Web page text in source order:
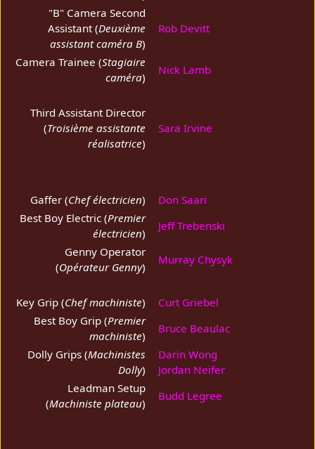
"B" Camera Second
Assistant (Deuxième
assistant caméra B)
Rob Devitt
Camera Trainee (Stagiaire
caméra)
Nick Lamb
Third Assistant Director
(Troisième assistante
réalisatrice)
Sara Irvine
Gaffer (Chef électricien)
Don Saari
Best Boy Electric (Premier
électricien)
Jeff Trebenski
Genny Operator
(Opérateur Genny)
Murray Chysyk
Key Grip (Chef machiniste)
Curt Griebel
Best Boy Grip (Premier
machiniste)
Bruce Beaulac
Dolly Grips (Machinistes
Dolly)
Darin Wong
Jordan Neifer
Leadman Setup
(Machiniste plateau)
Budd Legree